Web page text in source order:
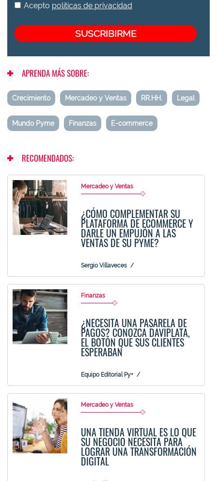
Acepto políticas de privacidad
APRENDA MÁS SOBRE:
Crecimiento Mercadeo y Ventas RR.HH. Legal
Mundo Pyme Finanzas E-commerce
RECOMENDADOS:
Mercadeo y Ventas
¿CÓMO COMPLEMENTAR SU
PLATAFORMA DE ECOMMERCE Y
DARLE UN EMPUJÓN A LAS
VENTAS DE SU PYME?
Sergio Villaveces
Finanzas
¿NECESITA UNA PASARELA DE
PAGOS? CONOZCA DAVIPLATA,
EL BOTÓN QUE SUS CLIENTES
ESPERABAN
Equipo Editorial Py+
Mercadeo y Ventas
UNA TIENDA VIRTUAL ES LO QUE
SU NEGOCIO NECESITA PARA
LOGRAR UNA TRANSFORMACIÓN
DIGITAL